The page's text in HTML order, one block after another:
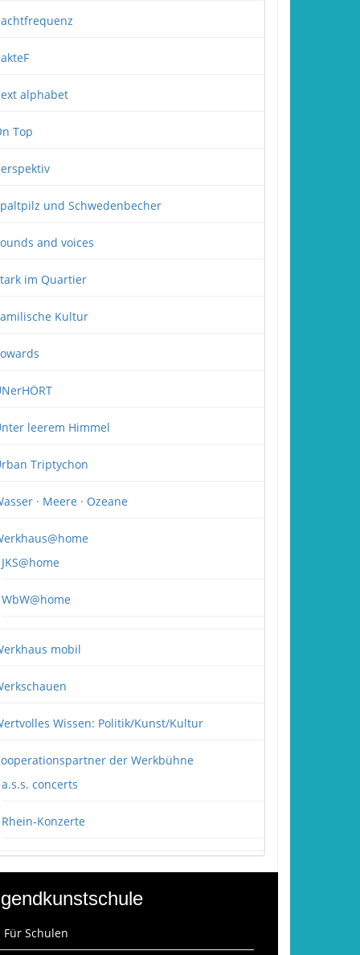
alphabet
Top
und Schwedenbecher
and voices
im Quartier
Kultur
leerem Himmel
Triptychon
· Meere · Ozeane
JKS@home
WbW@home
mobil
Wissen: Politik/Kunst/Kultur
der Werkbühne
a.s.s. concerts
Rhein-Konzerte
Für Schulen